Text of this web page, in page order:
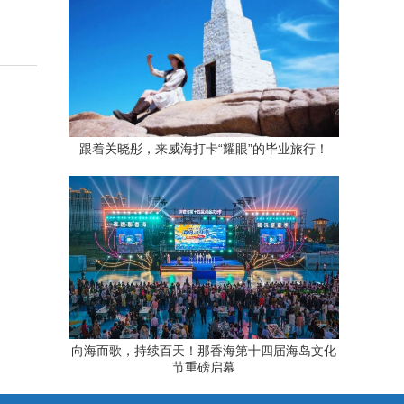
跟着关晓彤，来威海打卡“耀眼”的毕业旅行！
向海而歌，持续百天！那香海第十四届海岛文化
节重磅启幕